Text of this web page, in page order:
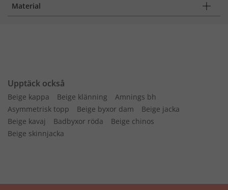
Material
Upptäck också
Beige kappa Beige klänning
Amnings bh
Asymmetrisk topp
Beige byxor dam
Beige jacka
Beige kavaj
Badbyxor röda
Beige chinos
Beige skinnjacka